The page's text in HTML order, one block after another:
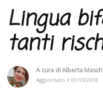
Lingua
tanti
A cura diAlberta
Aggiornato il 01/10/2018